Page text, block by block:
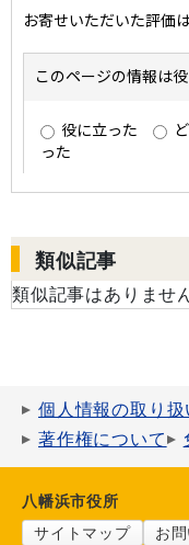
類似記事
類似記事はありませ
個人情報の取り
著作権について
八幡浜市役所
サイトマップ
お